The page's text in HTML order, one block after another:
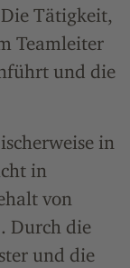
Tätigkeit,
Teamleiter
und die
in
in
von
Durch die
und die